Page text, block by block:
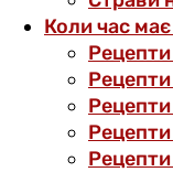
Коли час